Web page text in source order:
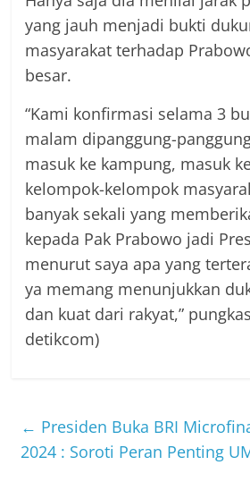
yang jauh menjadi bukti
masyarakat terhadap
besar.
“Kami konfirmasi selama 3
malam dipanggung-
masuk ke kampung, masuk
kelompok-kelompok
banyak sekali yang
kepada Pak Prabowo jadi
menurut saya apa yang
ya memang menunjukkan
dan kuat dari rakyat,”
detikcom)
← Presiden Buka BRI
2024 : Soroti Peran Penting